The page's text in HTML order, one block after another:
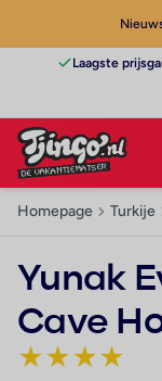
Laagste
Homepage Turkije
Yunak
Cave
★★★★